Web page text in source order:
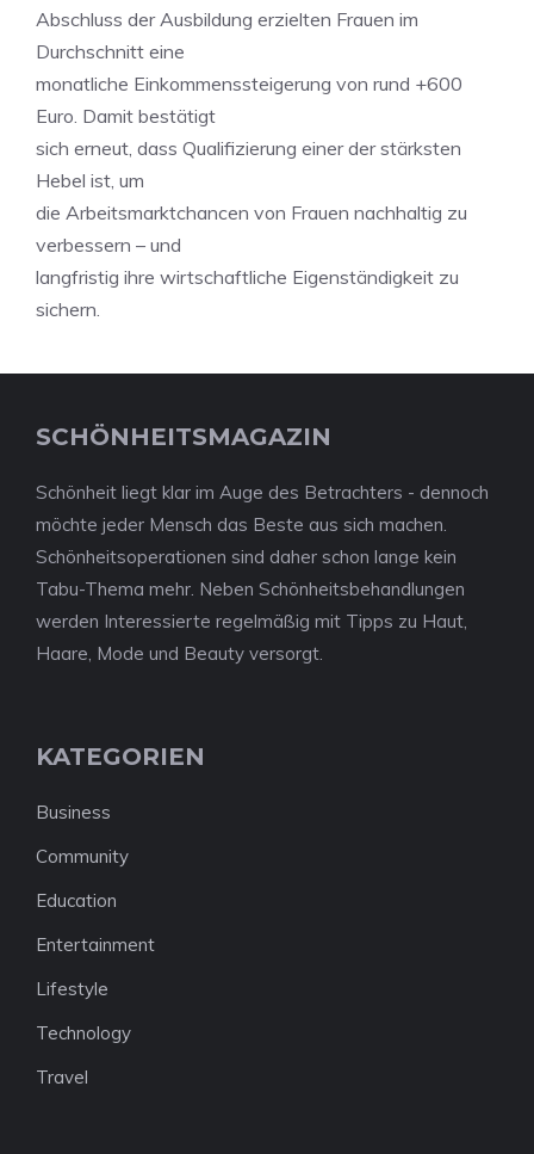
Abschluss der Ausbildung erzielten Frauen im
Durchschnitt eine
monatliche Einkommenssteigerung von rund +600
Euro. Damit bestätigt
sich erneut, dass Qualifizierung einer der stärksten
Hebel ist, um
die Arbeitsmarktchancen von Frauen nachhaltig zu
verbessern – und
langfristig ihre wirtschaftliche Eigenständigkeit zu
sichern.
SCHÖNHEITSMAGAZIN
Schönheit liegt klar im Auge des Betrachters - dennoch
möchte jeder Mensch das Beste aus sich machen.
Schönheitsoperationen sind daher schon lange kein
Tabu-Thema mehr. Neben Schönheitsbehandlungen
werden Interessierte regelmäßig mit Tipps zu Haut,
Haare, Mode und Beauty versorgt.
KATEGORIEN
Business
Community
Education
Entertainment
Lifestyle
Technology
Travel